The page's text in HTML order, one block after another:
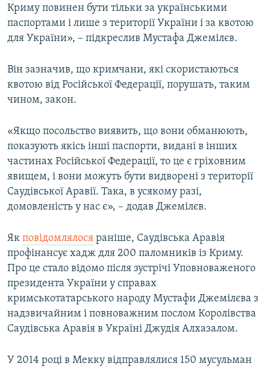
Криму повинен бути тільки за українськими
паспортами і лише з території України і за квотою
для України», – підкреслив Мустафа Джемілєв.
Він зазначив, що кримчани, які скористаються
квотою від Російської Федерації, порушать, таким
чином, закон.
«Якщо посольство виявить, що вони обманюють,
показують якісь інші паспорти, видані в інших
частинах Російської Федерації, то це є гріховним
явищем, і вони можуть бути видворені з території
Саудівської Аравії. Така, в усякому разі,
домовленість у нас є», – додав Джемілєв.
Як повідомлялося раніше, Саудівська Аравія
профінансує хадж для 200 паломників із Криму.
Про це стало відомо після зустрічі Уповноваженого
президента України у справах
кримськотатарського народу Мустафи Джемілєва з
надзвичайним і повноважним послом Королівства
Саудівська Аравія в Україні Джудія Алхазалом.
У 2014 році в Мекку відправлялися 150 мусульман